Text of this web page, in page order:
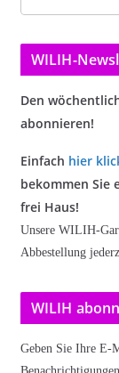
WILIH-
Den
abonnieren!
Einfach hier
bekommen Sie
frei Haus!
Unsere WILIH-
Abbestellung
WILIH
Geben Sie Ihre E-